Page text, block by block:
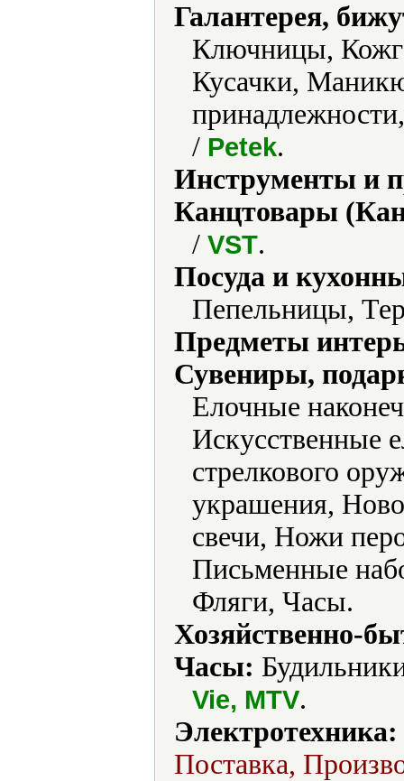
Галантерея,
Ключницы,
Кусачки,
/ Petek.
Инструменты и
Канцтовары
/ VST.
Посуда и
Пепельницы,
Предметы
Сувениры,
Елочные
Искусственные
стрелкового
украшения,
свечи, Ножи
Письменные
Фляги, Часы.
Хозяйственно-
Часы:
Vie, MTV.
Электротехника:
Поставка,